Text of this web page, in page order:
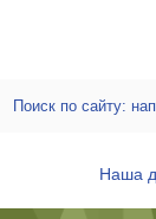
Наша